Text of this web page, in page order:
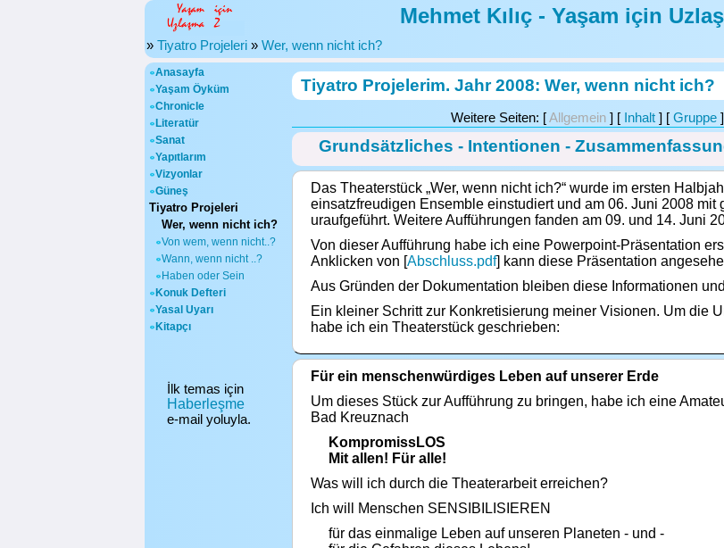
Mehmet Kılıç - Yaşam için
» Tiyatro Projeleri » Wer, wenn nicht ich?
Anasayfa
Yaşam Öyküm
Chronicle
Literatür
Sanat
Yapıtlarım
Vizyonlar
Güneş
Tiyatro Projeleri
Wer, wenn nicht ich?
Von wem, wenn nicht..?
Wann, wenn nicht ..?
Haben oder Sein
Konuk Defteri
Yasal Uyarı
Kitapçı
İlk temas için
Haberleşme
e-mail yoluyla.
Tiyatro Projelerim. Jahr 2008: Wer, wenn nicht ich?
Weitere Seiten: [Allgemein ] [ Inhalt ] [ Gruppe
Grundsätzliches - Intentionen -
Das Theaterstück „Wer, wenn nicht ich?“ wurde im ersten
einsatzfreudigen Ensemble einstudiert und am 06. Juni 2008
uraufgeführt. Weitere Aufführungen fanden am 09. und 14. Juni
Von dieser Aufführung habe ich eine Powerpoint-Präsentation
Anklicken von [Abschluss.pdf] kann diese Präsentation
Aus Gründen der Dokumentation bleiben diese Informationen
Ein kleiner Schritt zur Konkretisierung meiner Visionen. Um die
habe ich ein Theaterstück geschrieben:
Für ein menschenwürdiges Leben auf unserer Erde
Um dieses Stück zur Aufführung zu bringen, habe ich eine
Bad Kreuznach
KompromissLOS
Mit allen! Für alle!
Was will ich durch die Theaterarbeit erreichen?
Ich will Menschen SENSIBILISIEREN
für das einmalige Leben auf unseren Planeten - und -